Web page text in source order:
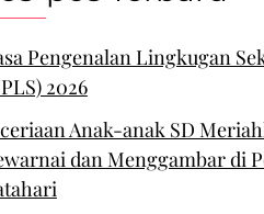
Pengenalan Lingkugan
2026
Anak-anak SD
dan Menggambar di